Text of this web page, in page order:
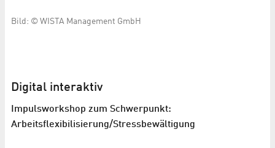
Bild: © WISTA Management GmbH
Digital interaktiv
Impulsworkshop zum Schwerpunkt:
Arbeitsflexibilisierung/Stressbewältigung